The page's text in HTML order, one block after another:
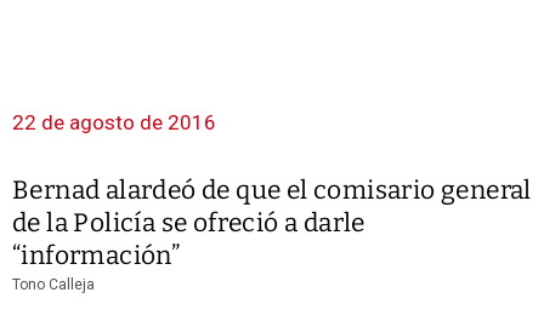
22 de agosto de 2016
Bernad alardeó de que el comisario general
de la Policía se ofreció a darle
“información”
Tono Calleja